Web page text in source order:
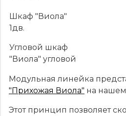
Шкаф "Виола"
1дв.
Угловой шкаф
"Виола" угловой
Модульная линейка
"Прихожая Виола" на нашем
Этот принцип позволяет